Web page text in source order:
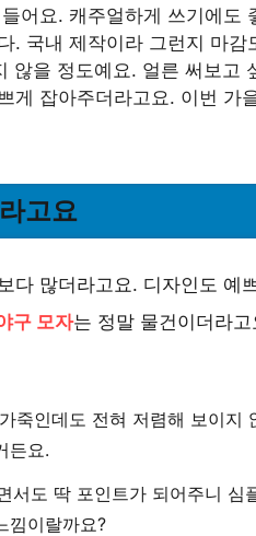
어요. 캐주얼하게 쓰기에도
. 국내 제작이라 그런지 마감
않을 정도예요. 얼른 써보고
게 잡아주더라고요. 이번 가
고요
다 많더라고요. 디자인도 예
구 모자는 정말 물건이더라
죽인데도 전혀 저렴해 보이지
든요.
서도 딱 포인트가 되어주니 심
낌이랄까요?